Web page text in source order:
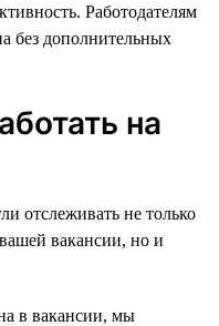
Работодателям
без дополнительных
на
отслеживать не только
вакансии, но и
в вакансии, мы